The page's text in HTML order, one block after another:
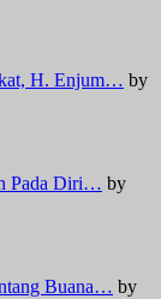
H. Enjum… by
Pada Diri… by
Buana… by